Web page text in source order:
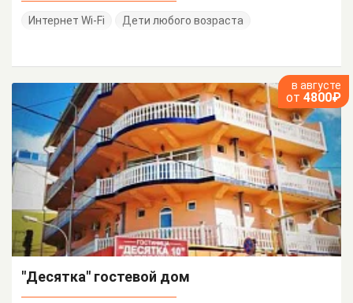
Интернет Wi-Fi Дети любого возраста
в августе
от 4800₽
"Десятка" гостевой дом